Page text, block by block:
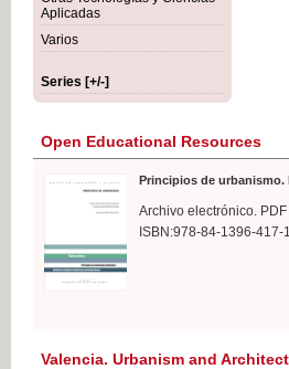
Aplicadas
Varios
Series [+/-]
Open Educational Resources
Principios de urbanismo.
Archivo electrónico.
ISBN:978-84-1396-417-1
Valencia. Urbanism and